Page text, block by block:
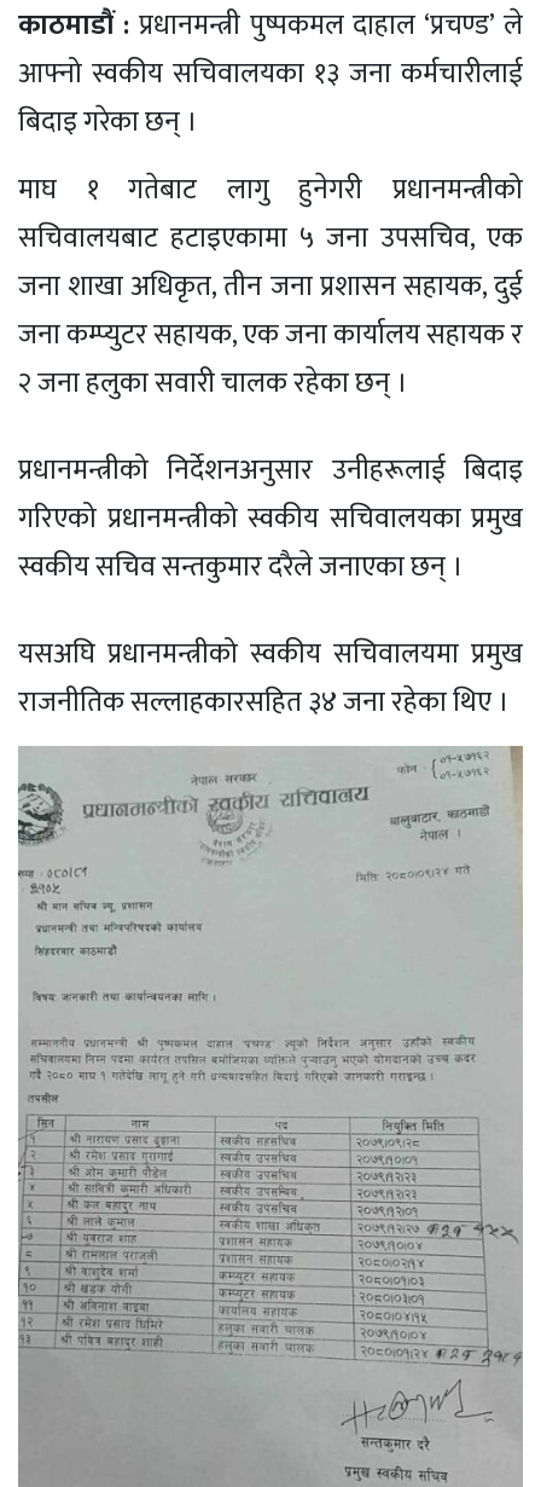
काठमाडौं : प्रधानमन्त्री पुष्पकमल दाहाल ‘प्रचण्ड’ ले
आफ्नो स्वकीय सचिवालयका १३ जना कर्मचारीलाई
बिदाइ गरेका छन् ।
माघ १ गतेबाट लागु हुनेगरी प्रधानमन्त्रीको
सचिवालयबाट हटाइएकामा ५ जना उपसचिव, एक
जना शाखा अधिकृत, तीन जना प्रशासन सहायक, दुई
जना कम्प्युटर सहायक, एक जना कार्यालय सहायक र
२ जना हलुका सवारी चालक रहेका छन् ।
प्रधानमन्त्रीको निर्देशनअनुसार उनीहरूलाई बिदाइ
गरिएको प्रधानमन्त्रीको स्वकीय सचिवालयका प्रमुख
स्वकीय सचिव सन्तकुमार दरैले जनाएका छन् ।
यसअघि प्रधानमन्त्रीको स्वकीय सचिवालयमा प्रमुख
राजनीतिक सल्लाहकारसहित ३४ जना रहेका थिए ।